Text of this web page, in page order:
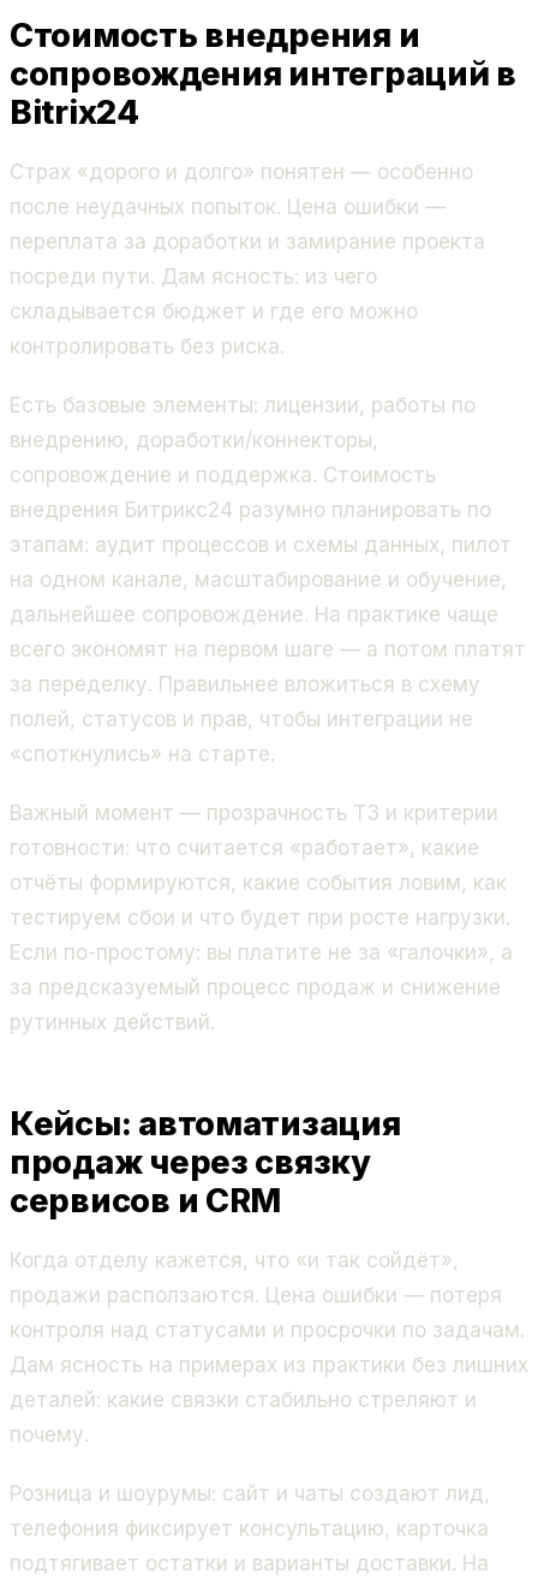
Стоимость внедрения и
сопровождения интеграций в
Bitrix24
Страх «дорого и долго» понятен — особенно
после неудачных попыток. Цена ошибки —
переплата за доработки и замирание проекта
посреди пути. Дам ясность: из чего
складывается бюджет и где его можно
контролировать без риска.
Есть базовые элементы: лицензии, работы по
внедрению, доработки/коннекторы,
сопровождение и поддержка. Стоимость
внедрения Битрикс24 разумно планировать по
этапам: аудит процессов и схемы данных, пилот
на одном канале, масштабирование и обучение,
дальнейшее сопровождение. На практике чаще
всего экономят на первом шаге — а потом платят
за переделку. Правильнее вложиться в схему
полей, статусов и прав, чтобы интеграции не
«споткнулись» на старте.
Важный момент — прозрачность ТЗ и критерии
готовности: что считается «работает», какие
отчёты формируются, какие события ловим, как
тестируем сбои и что будет при росте нагрузки.
Если по-простому: вы платите не за «галочки», а
за предсказуемый процесс продаж и снижение
рутинных действий.
Кейсы: автоматизация
продаж через связку
сервисов и CRM
Когда отделу кажется, что «и так сойдёт»,
продажи расползаются. Цена ошибки — потеря
контроля над статусами и просрочки по задачам.
Дам ясность на примерах из практики без лишних
деталей: какие связки стабильно стреляют и
почему.
Розница и шоурумы: сайт и чаты создают лид,
телефония фиксирует консультацию, карточка
подтягивает остатки и варианты доставки. На